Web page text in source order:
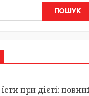
ПОШУК
при дієті: